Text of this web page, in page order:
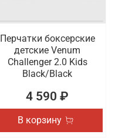
Перчатки боксерские
детские Venum
Challenger 2.0 Kids
Black/Black
4 590 ₽
В корзину